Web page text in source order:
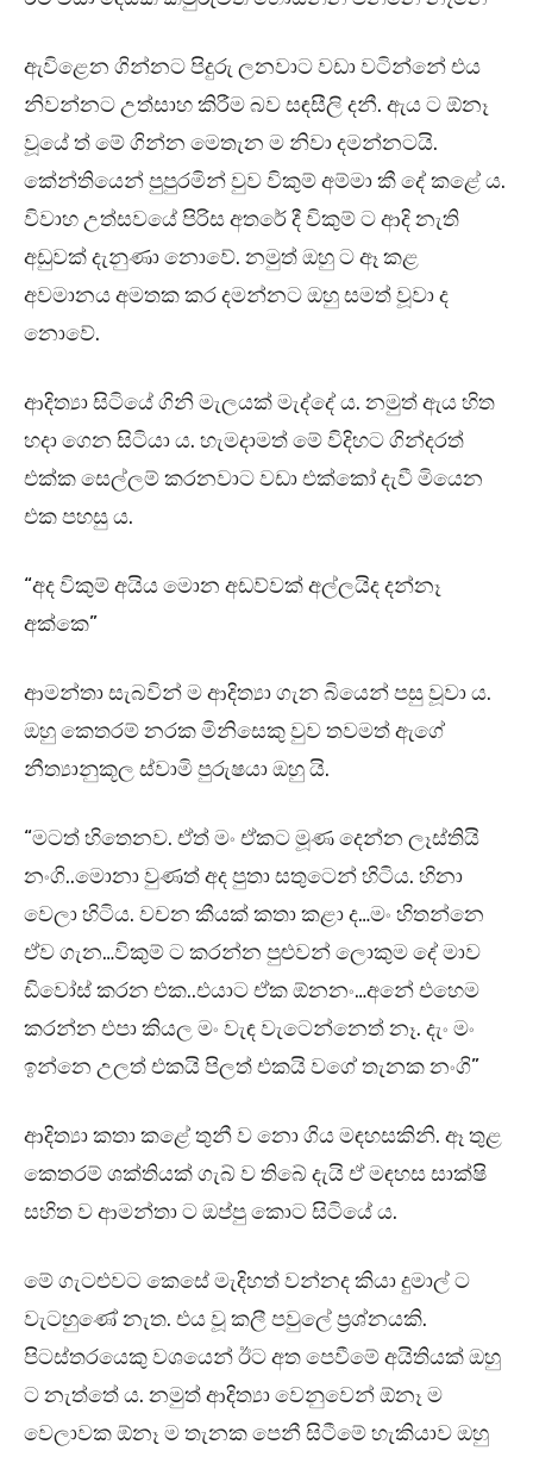
ඇවිළෙන ගින්නට පිදුරු ලනවාට වඩා වටින්නේ එය
නිවන්නට උත්සාහ කිරීම බව සඳසීලි දනී. ඇය ට ඕනෑ
වූයේ ත් මේ ගින්න මෙතැන ම නිවා දමන්නටයි.
කේන්තියෙන් පුපුරමින් වුව විකුම් අම්මා කී දේ කළේ ය.
විවාහ උත්සවයේ පිරිස අතරේ දී විකුම් ට ආදි නැති
අඩුවක් දැනුණා නොවේ. නමුත් ඔහු ට ඈ කළ
අවමානය අමතක කර දමන්නට ඔහු සමත් වූවා ද
නොවේ.
ආදිත්‍යා සිටියේ ගිනි මැලයක් මැද්දේ ය. නමුත් ඇය හිත
හදා ගෙන සිටියා ය. හැමදාමත් මේ විදිහට ගින්දරත්
එක්ක සෙල්ලම් කරනවාට වඩා එක්කෝ දැවී මියෙන
එක පහසු ය.
“අද විකුම් අයිය මොන අඩව්වක් අල්ලයිද දන්නෑ
අක්කෙ”
ආමන්තා සැබවින් ම ආදිත්‍යා ගැන බියෙන් පසු වූවා ය.
ඔහු කෙතරම් නරක මිනිසෙකු වුව තවමත් ඇගේ
නීත්‍යානුකූල ස්වාමි පුරුෂයා ඔහු යි.
“මටත් හිතෙනව. ඒත් මං ඒකට මූණ දෙන්න ලෑස්තියි
නංගි..මොනා වුණත් අද පුතා සතුටෙන් හිටිය. හිනා
වෙලා හිටිය. වචන කීයක් කතා කළා ද…මං හිතන්නෙ
ඒව ගැන…විකුම් ට කරන්න පුළුවන් ලොකුම දේ මාව
ඩිවෝස් කරන එක..එයාට ඒක ඕනනං…අනේ එහෙම
කරන්න එපා කියල මං වැඳ වැටෙන්නෙත් නෑ. දැං මං
ඉන්නෙ උලත් එකයි පිලත් එකයි වගේ තැනක නංගි”
ආදිත්‍යා කතා කළේ තුනී ව නො ගිය මඳහසකිනි. ඈ තුළ
කෙතරම් ශක්තියක් ගැබ් ව තිබේ දැයි ඒ මඳහස සාක්ෂි
සහිත ව ආමන්තා ට ඔප්පු කොට සිටියේ ය.
මේ ගැටළුවට කෙසේ මැදිහත් වන්නද කියා දුමාල් ට
වැටහුණේ නැත. එය වූ කලී පවුලේ ප්‍රශ්නයකි.
පිටස්තරයෙකු වශයෙන් ඊට අත පෙවීමේ අයිතියක් ඔහු
ට නැත්තේ ය. නමුත් ආදිත්‍යා වෙනුවෙන් ඕනෑ ම
වෙලාවක ඕනෑ ම තැනක පෙනී සිටීමේ හැකියාව ඔහු